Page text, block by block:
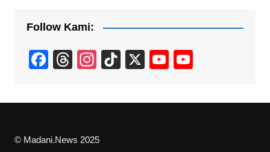
Follow Kami:
F
c
b
T
e
d
In
a
a
Ti
T
X
Y
u
u
© Madani.News 2025